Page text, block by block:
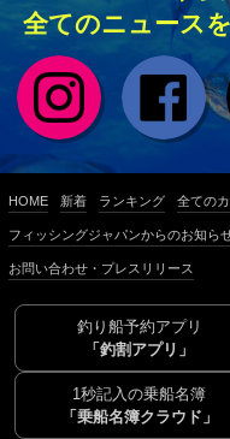
全てのニュース
HOME 新着 ランキング 全ての
フィッシングジャパンからのお知ら
お問い合わせ・プレスリリース
釣り船予約アプリ
「釣割アプリ」
1秒記入の乗船名簿
「乗船名簿クラウド」